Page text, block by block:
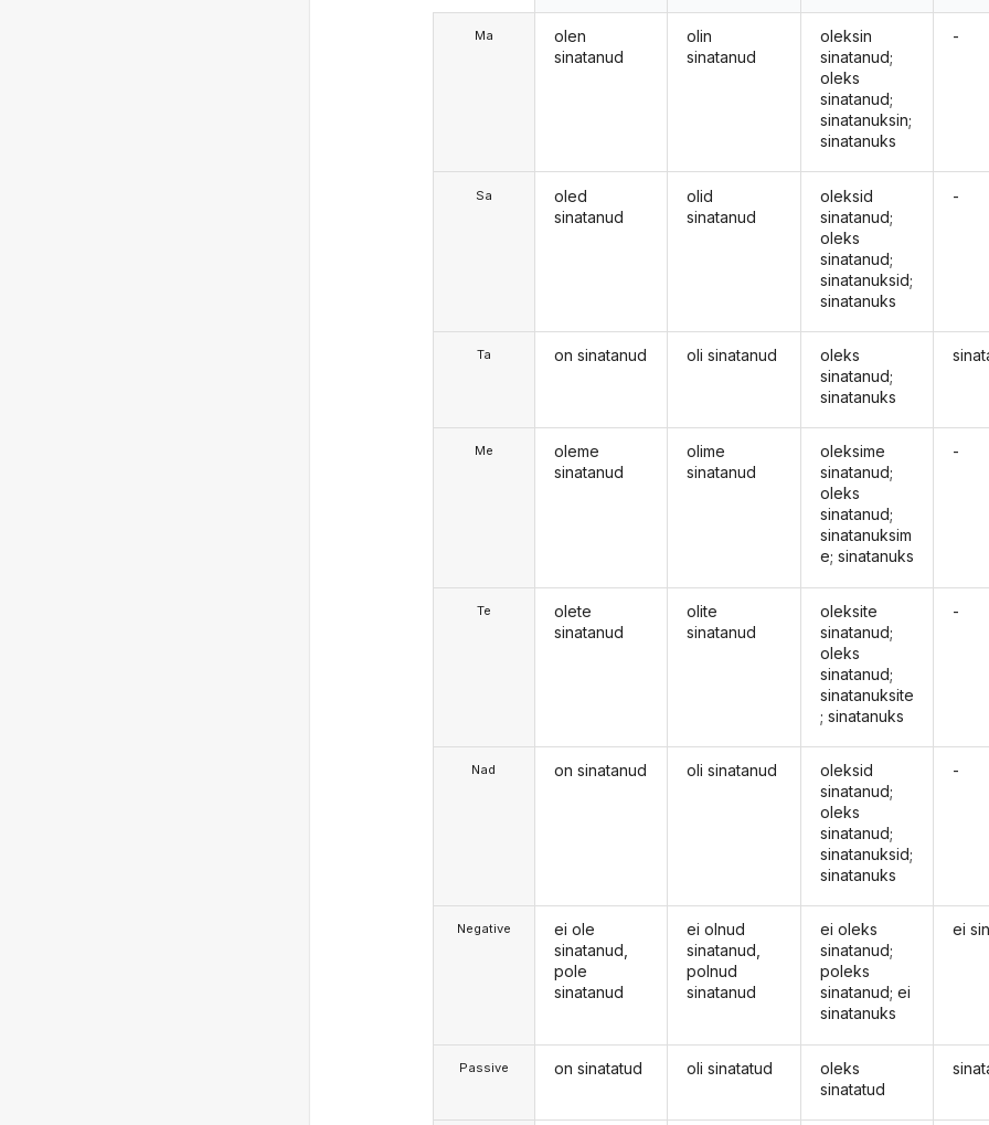
Ma
Sa
Ta
Me
Te
Nad
Negative
Passive
olen
sinatanud
oled
sinatanud
on sinatanud
oleme
sinatanud
olete
sinatanud
on sinatanud
ei ole
sinatanud,
pole
sinatanud
on sinatatud
olin
sinatanud
olid
sinatanud
oli sinatanud
olime
sinatanud
olite
sinatanud
oli sinatanud
ei olnud
sinatanud,
polnud
sinatanud
oli sinatatud
oleksin
sinatanud;
oleks
sinatanud;
sinatanuksin;
sinatanuks
oleksid
sinatanud;
oleks
sinatanud;
sinatanuksid;
sinatanuks
oleks
sinatanud;
sinatanuks
oleksime
sinatanud;
oleks
sinatanud;
sinatanuksim
e; sinatanuks
oleksite
sinatanud;
oleks
sinatanud;
sinatanuksite
; sinatanuks
oleksid
sinatanud;
oleks
sinatanud;
sinatanuksid;
sinatanuks
ei oleks
sinatanud;
poleks
sinatanud; ei
sinatanuks
oleks
sinatatud
-
-
-
-
-
ei